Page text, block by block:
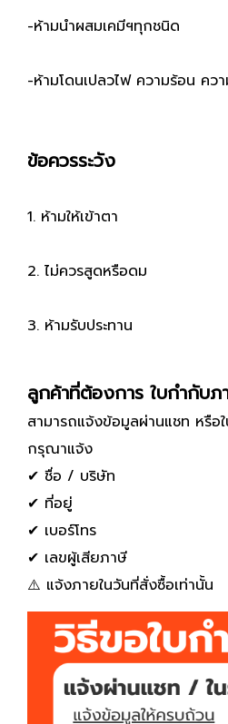
-ห้ามนำผสมเคมีฯทุกชนิด
-ห้ามโดนเปลวไฟ ความร้อน คว
ข้อควรระวัง
1. ห้ามให้เข้าตา
2. ไม่ควรสูดหรือดม
3. ห้ามรับประทาน
ลูกค้าที่ต้องการ ใบกำกับภ
สามารถแจ้งข้อมูลผ่านแชท หรือ
กรุณาแจ้ง
✔ ชื่อ / บริษัท
✔ ที่อยู่
✔ เบอร์โทร
✔ เลขผู้เสียภาษี
⚠️ แจ้งภายในวันที่สั่งซื้อเท่านั้น